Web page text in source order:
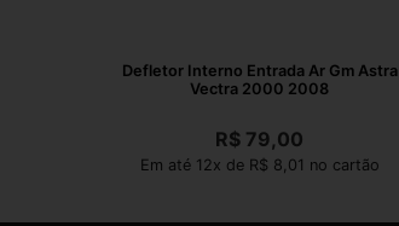
Defletor Interno Entrada Ar Gm Astra
Vectra 2000 2008
R$ 79,00
Em até 12x de R$ 8,01 no cartão